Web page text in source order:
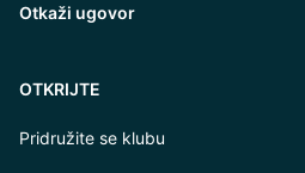
Otkaži ugovor
OTKRIJTE
Pridružite se klubu